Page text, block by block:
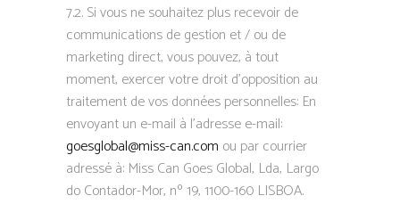
7.2. Si vous ne souhaitez plus recevoir de
communications de gestion et / ou de
marketing direct, vous pouvez, à tout
moment, exercer votre droit d’opposition au
traitement de vos données personnelles: En
envoyant un e-mail à l’adresse e-mail:
goesglobal@miss-can.com ou par courrier
adressé à: Miss Can Goes Global, Lda, Largo
do Contador-Mor, nº 19, 1100-160 LISBOA.